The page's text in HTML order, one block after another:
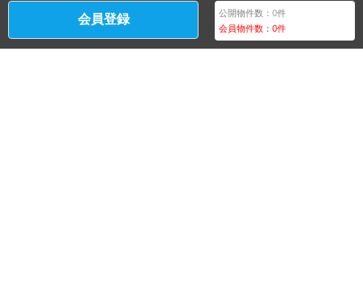
会員登録 公開物件数：0件
会員物件数：0件